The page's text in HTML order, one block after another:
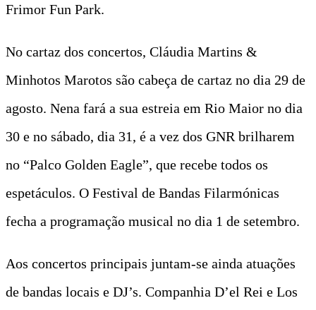
Frimor Fun Park.
No cartaz dos concertos, Cláudia Martins &
Minhotos Marotos são cabeça de cartaz no dia 29 de
agosto. Nena fará a sua estreia em Rio Maior no dia
30 e no sábado, dia 31, é a vez dos GNR brilharem
no “Palco Golden Eagle”, que recebe todos os
espetáculos. O Festival de Bandas Filarmónicas
fecha a programação musical no dia 1 de setembro.
Aos concertos principais juntam-se ainda atuações
de bandas locais e DJ’s. Companhia D’el Rei e Los